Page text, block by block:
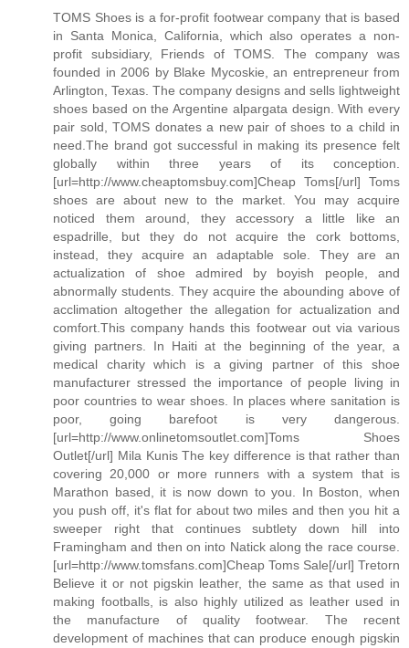
TOMS Shoes is a for-profit footwear company that is based
in Santa Monica, California, which also operates a non-
profit subsidiary, Friends of TOMS. The company was
founded in 2006 by Blake Mycoskie, an entrepreneur from
Arlington, Texas. The company designs and sells lightweight
shoes based on the Argentine alpargata design. With every
pair sold, TOMS donates a new pair of shoes to a child in
need.The brand got successful in making its presence felt
globally within three years of its conception.
[url=http://www.cheaptomsbuy.com]Cheap Toms[/url] Toms
shoes are about new to the market. You may acquire
noticed them around, they accessory a little like an
espadrille, but they do not acquire the cork bottoms,
instead, they acquire an adaptable sole. They are an
actualization of shoe admired by boyish people, and
abnormally students. They acquire the abounding above of
acclimation altogether the allegation for actualization and
comfort.This company hands this footwear out via various
giving partners. In Haiti at the beginning of the year, a
medical charity which is a giving partner of this shoe
manufacturer stressed the importance of people living in
poor countries to wear shoes. In places where sanitation is
poor, going barefoot is very dangerous.
[url=http://www.onlinetomsoutlet.com]Toms Shoes
Outlet[/url] Mila Kunis The key difference is that rather than
covering 20,000 or more runners with a system that is
Marathon based, it is now down to you. In Boston, when
you push off, it's flat for about two miles and then you hit a
sweeper right that continues subtlety down hill into
Framingham and then on into Natick along the race course.
[url=http://www.tomsfans.com]Cheap Toms Sale[/url] Tretorn
Believe it or not pigskin leather, the same as that used in
making footballs, is also highly utilized as leather used in
the manufacture of quality footwear. The recent
development of machines that can produce enough pigskin